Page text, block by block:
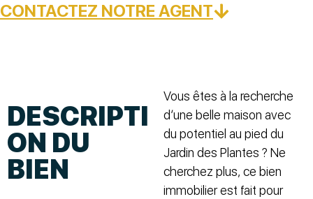
CONTACTEZ NOTRE AGENT
DESCRIPTI
ON DU
BIEN
Vous êtes à la recherche
d’une belle maison avec
du potentiel au pied du
Jardin des Plantes ? Ne
cherchez plus, ce bien
immobilier est fait pour